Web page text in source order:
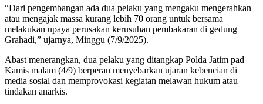
“Dari pengembangan ada dua pelaku yang mengaku mengerahkan
atau mengajak massa kurang lebih 70 orang untuk bersama
melakukan upaya perusakan kerusuhan pembakaran di gedung
Grahadi,” ujarnya, Minggu (7/9/2025).
Abast menerangkan, dua pelaku yang ditangkap Polda Jatim pad
Kamis malam (4/9) berperan menyebarkan ujaran kebencian di
media sosial dan memprovokasi kegiatan melawan hukum atau
tindakan anarkis.